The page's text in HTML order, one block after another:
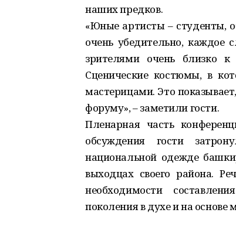
наших предков.
«Юные артисты – студенты,
очень убедительно, каждое
зрителями очень близко
Сценические костюмы, в
мастерицами. Это
форуму», – заметили гости.
Пленарная часть
обсуждения гости
национальной одежде
выходцах своего района.
необходимости
поколения в духе и на